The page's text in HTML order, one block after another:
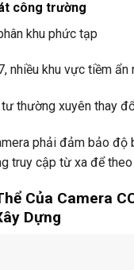
công trường
khu phức tạp
nhiều khu vực tiềm ẩn
thường xuyên thay
phải đảm bảo độ
truy cập từ xa để
Của Camera
Dựng